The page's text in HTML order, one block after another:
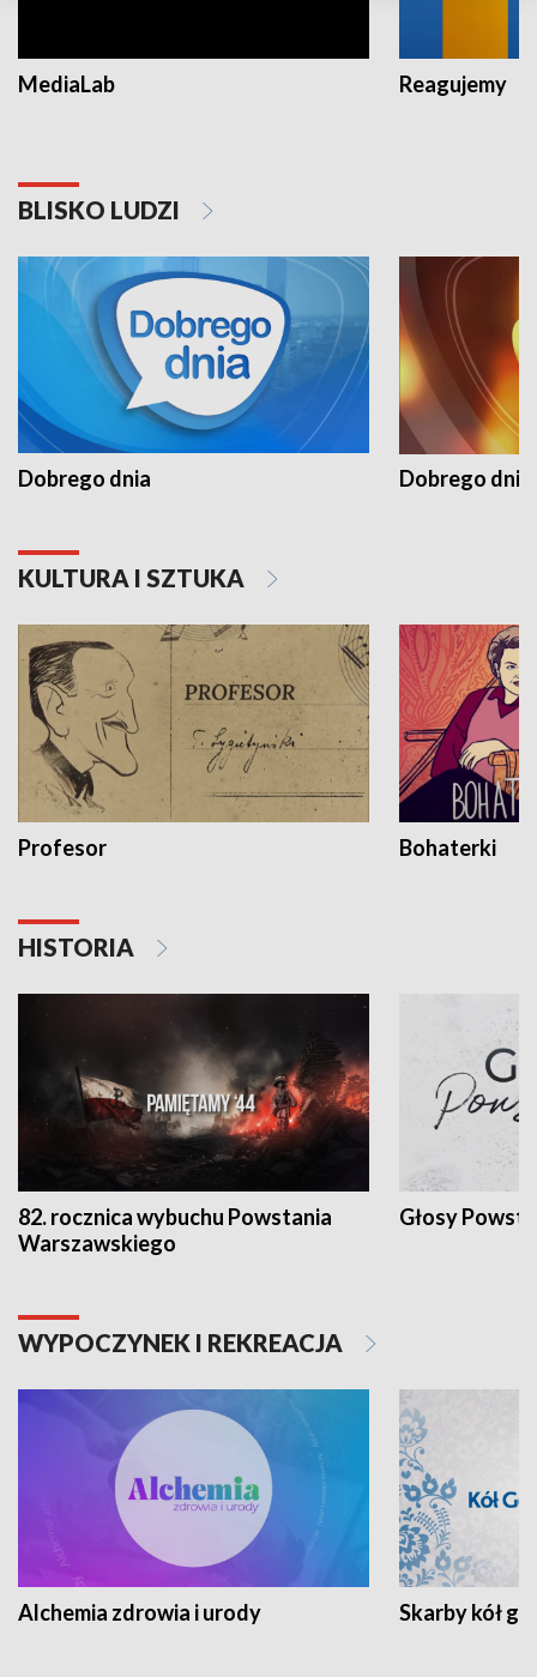
MediaLab Reagujemy
BLISKO LUDZI
Dobrego dnia Dobrego dnia
KULTURA I SZTUKA
Profesor Bohaterki
HISTORIA
82. rocznica wybuchu Powstania
Warszawskiego
Głosy
WYPOCZYNEK I REKREACJA
Alchemia zdrowia i urody Skarby kół